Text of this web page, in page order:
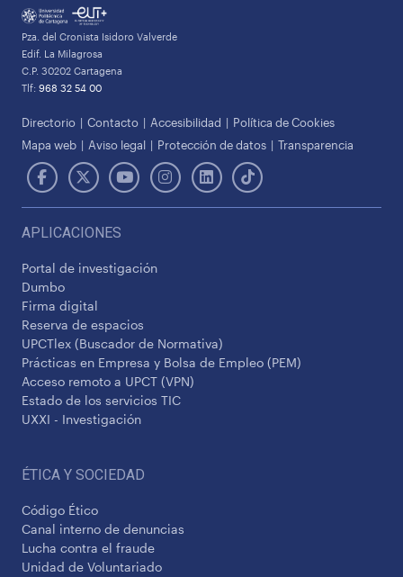
Pza. del Cronista Isidoro Valverde
Edif. La Milagrosa
C.P. 30202 Cartagena
Tlf: 968 32 54 00
Directorio Contacto Accesibilidad
Política de Cookies
Mapa web
Aviso legal Protección de datos Transparencia
APLICACIONES
Portal de investigación
Dumbo
Firma digital
Reserva de espacios
UPCTlex (Buscador de Normativa)
Prácticas en Empresa y Bolsa de Empleo (PEM)
Acceso remoto a UPCT (VPN)
Estado de los servicios TIC
UXXI - Investigación
ÉTICA Y SOCIEDAD
Código Ético
Canal interno de denuncias
Lucha contra el fraude
Unidad de Voluntariado